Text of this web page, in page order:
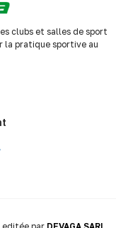
clubs et salles de sport
la pratique sportive au